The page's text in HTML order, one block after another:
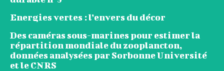
Energies vertes : l’envers du décor
Des caméras sous-marines pour estimer la
répartition mondiale du zooplancton,
données analysées par Sorbonne Université
et le CNRS